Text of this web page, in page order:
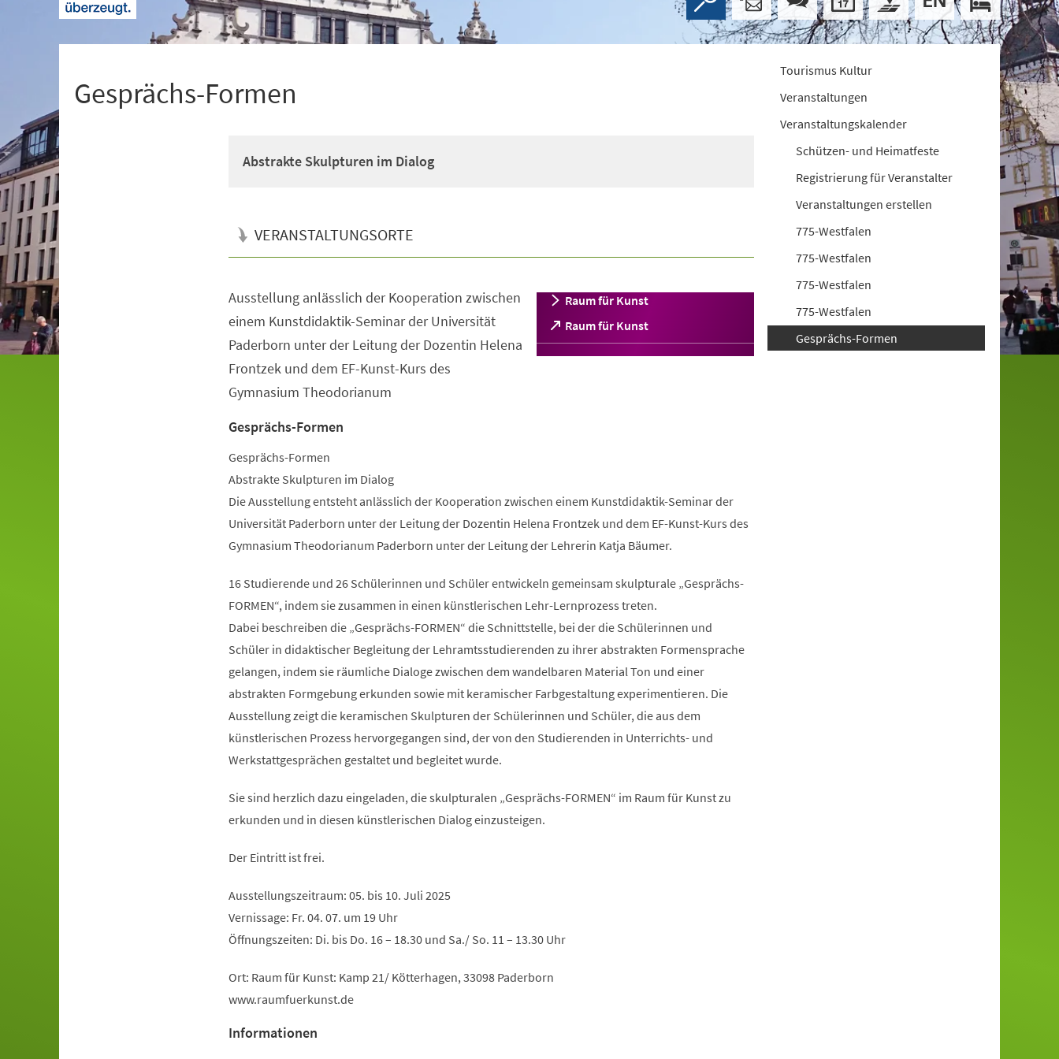
Gesprächs-Formen
Abstrakte Skulpturen im Dialog
VERANSTALTUNGSORTE
Raum für Kunst
Raum für Kunst
(Öffnet
in
einem
Ausstellung anlässlich der Kooperation zwischen
einem Kunstdidaktik-Seminar der Universität
Paderborn unter der Leitung der Dozentin Helena
Frontzek und dem EF-Kunst-Kurs des
Gymnasium Theodorianum
Gesprächs-Formen
Gesprächs-Formen
Abstrakte Skulpturen im Dialog
Die Ausstellung entsteht anlässlich der Kooperation zwischen einem Kunstdidaktik-Seminar der
Universität Paderborn unter der Leitung der Dozentin Helena Frontzek und dem EF-Kunst-Kurs des
Gymnasium Theodorianum Paderborn unter der Leitung der Lehrerin Katja Bäumer.
16 Studierende und 26 Schülerinnen und Schüler entwickeln gemeinsam skulpturale „Gesprächs-
FORMEN“, indem sie zusammen in einen künstlerischen Lehr-Lernprozess treten.
Dabei beschreiben die „Gesprächs-FORMEN“ die Schnittstelle, bei der die Schülerinnen und
Schüler in didaktischer Begleitung der Lehramtsstudierenden zu ihrer abstrakten Formensprache
gelangen, indem sie räumliche Dialoge zwischen dem wandelbaren Material Ton und einer
abstrakten Formgebung erkunden sowie mit keramischer Farbgestaltung experimentieren. Die
Ausstellung zeigt die keramischen Skulpturen der Schülerinnen und Schüler, die aus dem
künstlerischen Prozess hervorgegangen sind, der von den Studierenden in Unterrichts- und
Werkstattgesprächen gestaltet und begleitet wurde.
Sie sind herzlich dazu eingeladen, die skulpturalen „Gesprächs-FORMEN“ im Raum für Kunst zu
erkunden und in diesen künstlerischen Dialog einzusteigen.
Der Eintritt ist frei.
Ausstellungszeitraum: 05. bis 10. Juli 2025
Vernissage: Fr. 04. 07. um 19 Uhr
Öffnungszeiten: Di. bis Do. 16 – 18.30 und Sa./ So. 11 – 13.30 Uhr
Ort: Raum für Kunst: Kamp 21/ Kötterhagen, 33098 Paderborn
www.raumfuerkunst.de
Informationen
Tourismus Kultur
Veranstaltungen
Veranstaltungskalender
Schützen- und Heimatfeste
Registrierung für Veranstalter
Veranstaltungen erstellen
775-Westfalen
775-Westfalen
775-Westfalen
775-Westfalen
Gesprächs-Formen